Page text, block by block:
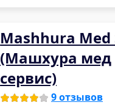
Mashhura Med
(Машхура мед
сервис)
9 отзывов